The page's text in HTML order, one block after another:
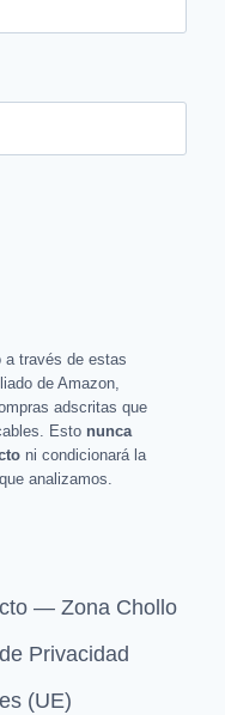
a través de estas
de Amazon,
adscritas que
Esto nunca
ni condicionará la
analizamos.
— Zona Chollo
Privacidad
(UE)